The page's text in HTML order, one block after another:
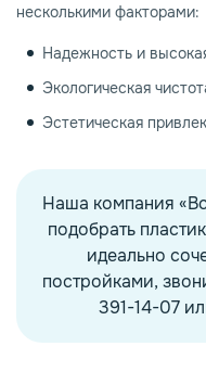
несколькими факторами:
Надежность и
Экологическая
Эстетическая
Наша компания
подобрать
идеально
постройками,
391-14-07